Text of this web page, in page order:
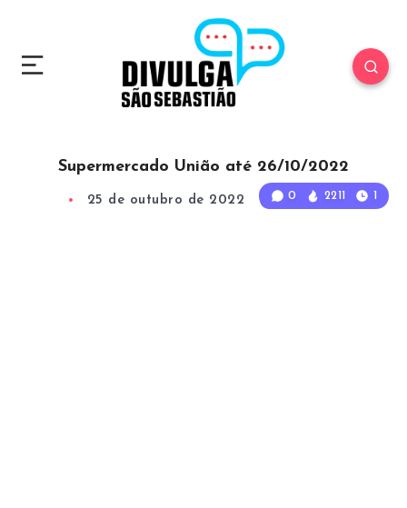
0 2211 1
Supermercado União até 26/10/2022
25 de outubro de 2022 Min Read